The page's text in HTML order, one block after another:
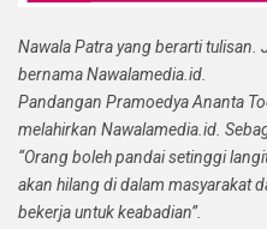
Nawala Patra yang berarti tulisan.
bernama Nawalamedia.id.
Pandangan Pramoedya Ananta
melahirkan Nawalamedia.id.
“Orang boleh pandai setinggi
akan hilang di dalam masyarakat
bekerja untuk keabadian”.